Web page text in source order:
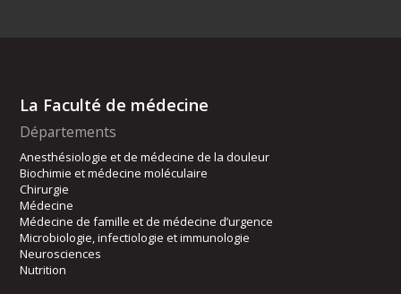
La Faculté de médecine
Départements
Anesthésiologie et de médecine de la douleur
Biochimie et médecine moléculaire
Chirurgie
Médecine
Médecine de famille et de médecine d’urgence
Microbiologie, infectiologie et immunologie
Neurosciences
Nutrition